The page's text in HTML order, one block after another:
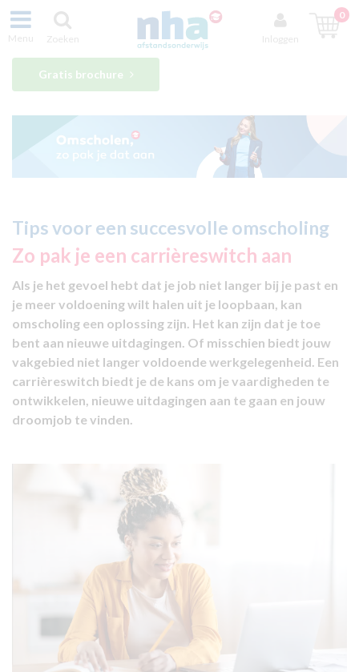
Menu Zoeken Inloggen
0
Gratis brochure
Tips voor een succesvolle omscholing
Zo pak je een carrièreswitch aan
Als je het gevoel hebt dat je job niet langer bij je past en
je meer voldoening wilt halen uit je loopbaan, kan
omscholing een oplossing zijn. Het kan zijn dat je toe
bent aan nieuwe uitdagingen. Of misschien biedt jouw
vakgebied niet langer voldoende werkgelegenheid. Een
carrièreswitch biedt je de kans om je vaardigheden te
ontwikkelen, nieuwe uitdagingen aan te gaan en jouw
droomjob te vinden.